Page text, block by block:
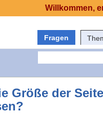
Fragen
Größe der
Willkommen,